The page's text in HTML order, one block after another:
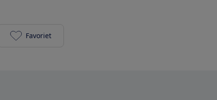
Bosch SMS4HTI33E toevoegen aan je favorieten
Favoriet